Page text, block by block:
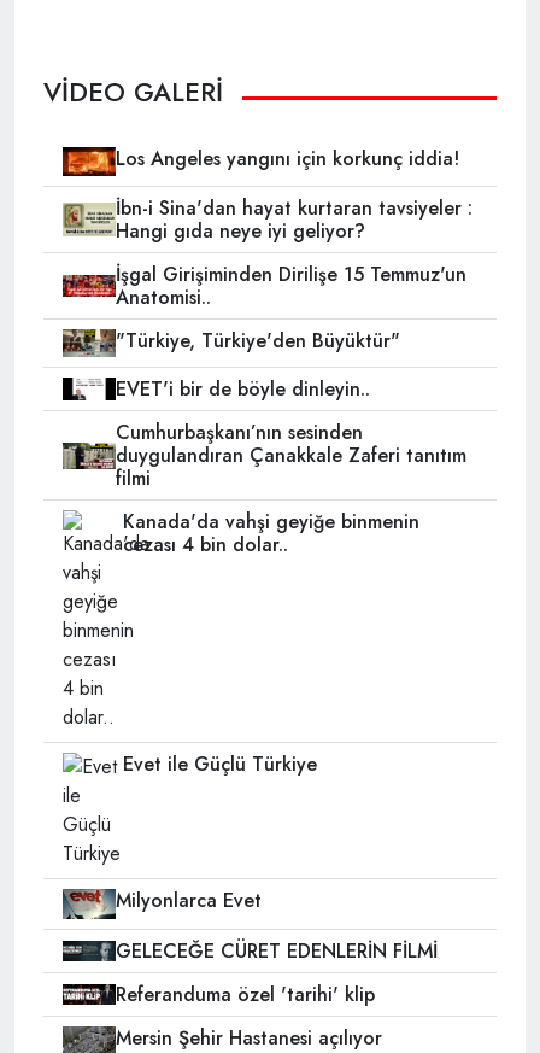
VİDEO GALERİ
Los Angeles yangını için korkunç iddia!
İbn-i Sina'dan hayat kurtaran tavsiyeler :
Hangi gıda neye iyi geliyor?
İşgal Girişiminden Dirilişe 15 Temmuz'un
Anatomisi..
"Türkiye, Türkiye'den Büyüktür"
EVET'i bir de böyle dinleyin..
Cumhurbaşkanı’nın sesinden
duygulandıran Çanakkale Zaferi tanıtım
filmi
Kanada'da vahşi geyiğe binmenin
cezası 4 bin dolar..
Evet ile Güçlü Türkiye
Milyonlarca Evet
GELECEĞE CÜRET EDENLERİN FİLMİ
Referanduma özel 'tarihi' klip
Mersin Şehir Hastanesi açılıyor